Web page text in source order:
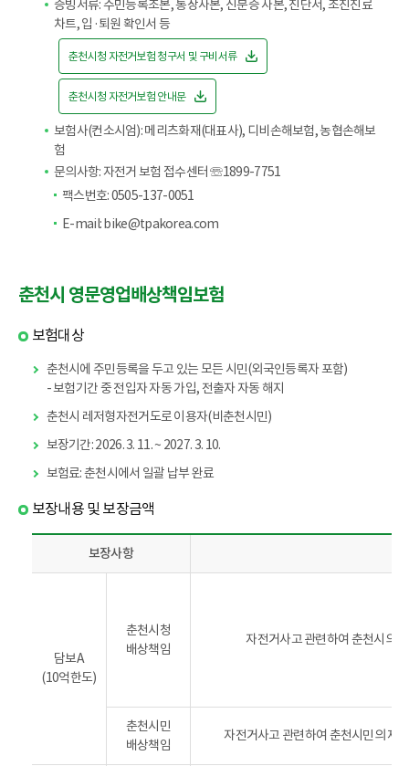
증빙서류: 주민등록초본, 통장사본, 신분증 사본, 진단서, 초진진료
차트, 입·퇴원 확인서 등
춘천시청 자전거보험 청구서 및 구비서류
춘천시청 자전거보험 안내문
보험사(컨소시엄): 메리츠화재(대표사), 디비손해보험, 농협손해보
험
문의사항: 자전거 보험 접수센터 ☏1899-7751
팩스번호: 0505-137-0051
E-mail: bike@tpakorea.com
춘천시 영문영업배상책임보험
보험대상
춘천시에 주민등록을 두고 있는 모든 시민(외국인등록자 포함)
- 보험기간 중 전입자 자동 가입, 전출자 자동 해지
춘천시 레저형자전거도로 이용자(비춘천시민)
보장기간: 2026. 3. 11. ~ 2027. 3. 10.
보험료: 춘천시에서 일괄 납부 완료
보장내용 및 보장금액
보
보장사항
담보A
(10억한도)
춘천시청
배상책임
자전거사고 관련하여 춘천시의
춘천시민
배상책임
자전거사고 관련하여 춘천시민의 제